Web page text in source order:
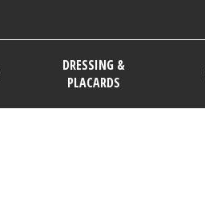
DRESSING &
PLACARDS